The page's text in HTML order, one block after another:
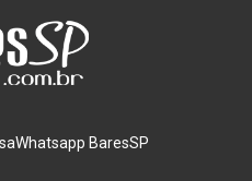
Whatsapp BaresSP